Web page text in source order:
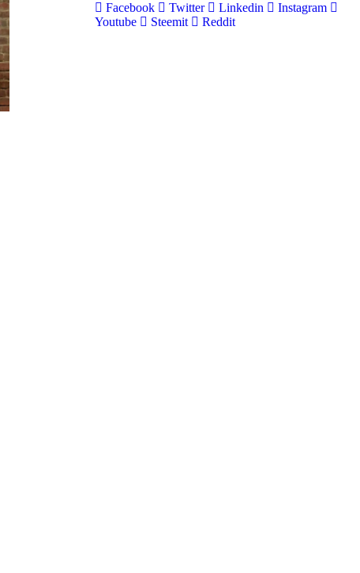
Facebook Twitter Linkedin
Instagram
Youtube
Steemit Reddit